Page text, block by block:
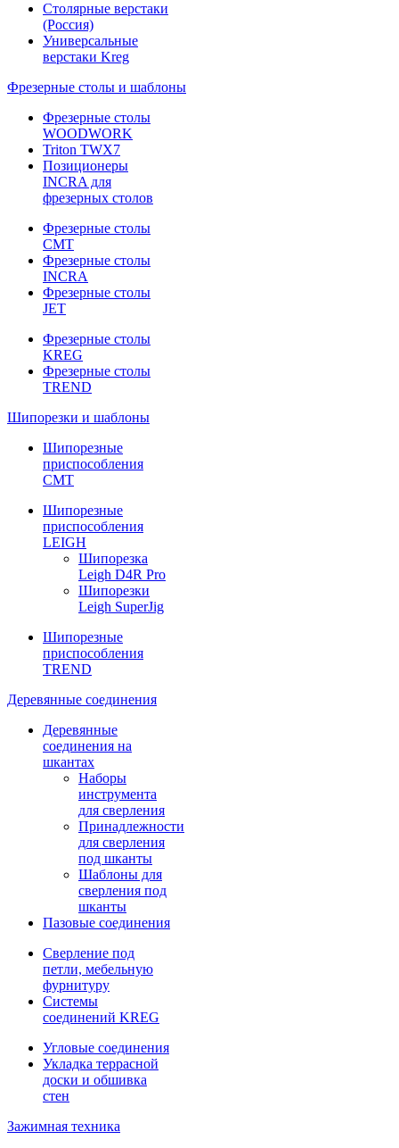
Столярные верстаки
(Россия)
Универсальные
верстаки Kreg
Фрезерные столы и шаблоны
Фрезерные столы
WOODWORK
Triton TWX7
Позиционеры
INCRA для
фрезерных столов
Фрезерные столы
CMT
Фрезерные столы
INCRA
Фрезерные столы
JET
Фрезерные столы
KREG
Фрезерные столы
TREND
Шипорезки и шаблоны
Шипорезные
приспособления
CMT
Шипорезные
приспособления
LEIGH
Шипорезка
Leigh D4R Pro
Шипорезки
Leigh SuperJig
Шипорезные
приспособления
TREND
Деревянные соединения
Деревянные
соединения на
шкантах
Наборы
инструмента
для сверления
Принадлежности
для сверления
под шканты
Шаблоны для
сверления под
шканты
Пазовые соединения
Сверление под
петли, мебельную
фурнитуру
Системы
соединений KREG
Угловые соединения
Укладка террасной
доски и обшивка
стен
Зажимная техника